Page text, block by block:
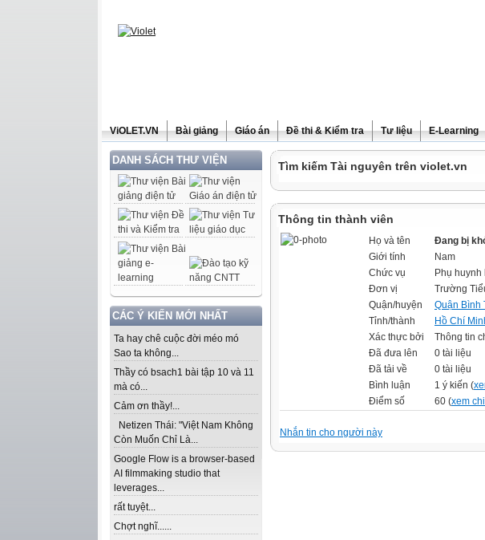
ViOLET.VN Bài giảng Giáo án Đề thi & Kiểm tra Tư liệu E-Learning
DANH SÁCH THƯ VIỆN
CÁC Ý KIẾN MỚI NHẤT
Ta hay chê cuộc đời méo mó
Sao ta không...
Thầy có bsach1 bài tập 10 và 11
mà có...
Cảm ơn thầy!...
Netizen Thái: "Việt Nam Không
Còn Muốn Chỉ Là...
Google Flow is a browser-based
AI filmmaking studio that
leverages...
rất tuyệt...
Chợt nghĩ......
Tìm kiếm Tài nguyên trên violet.vn
Thông tin thành viên
Họ và tên
Đang bị
Giới tính
Nam
Chức vụ
Phụ huynh
Đơn vị
Trường
Quận/huyện
Quận Bình
Tỉnh/thành
Hồ Chí
Xác thực bởi
Thông tin
Đã đưa lên
0 tài liệu
Đã tải về
0 tài liệu
Bình luận
1 ý kiến (
Điểm số
60 (xem
Nhắn tin cho người này